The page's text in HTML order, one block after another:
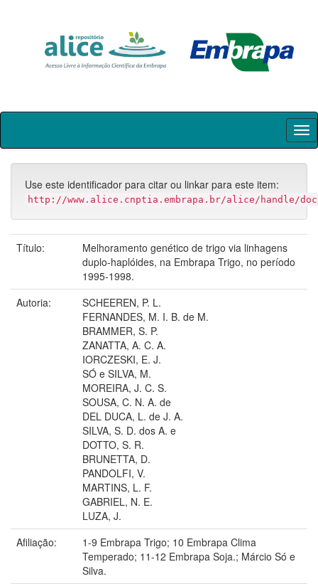
Skip
Use este identificador para citar ou linkar para este item:
http://www.alice.cnptia.embrapa.br/alice/handle/
Título:
Melhoramento genético de trigo via linhagens
duplo-haplóides, na Embrapa Trigo, no período
1995-1998.
Autoria:
SCHEEREN, P. L.
FERNANDES, M. I. B. de M.
BRAMMER, S. P.
ZANATTA, A. C. A.
IORCZESKI, E. J.
SÓ e SILVA, M.
MOREIRA, J. C. S.
SOUSA, C. N. A. de
DEL DUCA, L. de J. A.
SILVA, S. D. dos A. e
DOTTO, S. R.
BRUNETTA, D.
PANDOLFI, V.
MARTINS, L. F.
GABRIEL, N. E.
LUZA, J.
Afiliação:
1-9 Embrapa Trigo; 10 Embrapa Clima
Temperado; 11-12 Embrapa Soja.; Márcio Só e
Silva.